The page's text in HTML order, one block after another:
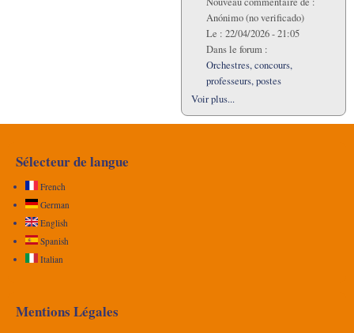
Anónimo (no verificado)
Le : 22/04/2026 - 21:05
Dans le forum :
Orchestres, concours,
professeurs, postes
Voir plus...
Sélecteur de langue
French
German
English
Spanish
Italian
Mentions Légales